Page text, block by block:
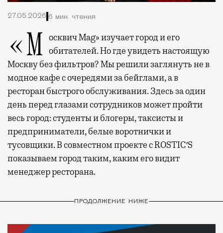
27.05.2026 6 мин. чтения
«Москвич Mag» изучает город и его обитателей. Но где увидеть настоящую
Москву без фильтров? Мы решили заглянуть не в
модное кафе с очередями за бейглами, а в
ресторан быстрого обслуживания. Здесь за один
день перед глазами сотрудников может пройти
весь город: студенты и блогеры, таксисты и
предприниматели, белые воротнички и
тусовщики. В совместном проекте с ROSTIC′S
показываем город таким, каким его видит
менеджер ресторана.
ПРОДОЛЖЕНИЕ НИЖЕ